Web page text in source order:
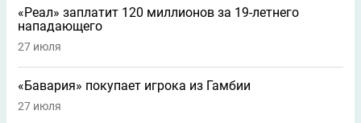
«Реал» заплатит 120 миллионов за 19-летнего
нападающего
27 июля
«Бавария» покупает игрока из Гамбии
27 июля